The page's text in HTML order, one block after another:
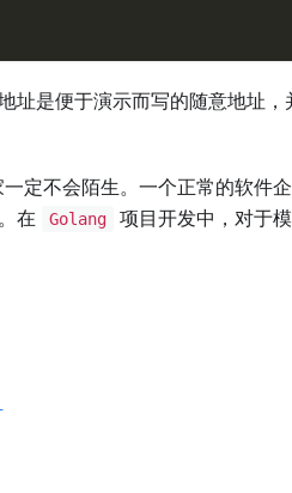
址是便于演示而写的随意地址，
定不会陌生。一个正常的软件
在
Golang
项目开发中，对于